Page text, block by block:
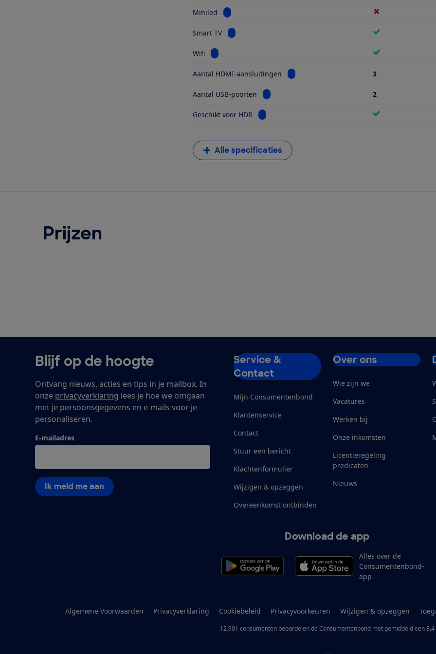
Miniled Bekijk informatie voor Miniled
Smart TV Bekijk informatie voor Smart TV
Wifi Bekijk informatie voor Wifi
Aantal HDMI-aansluitingen Bekijk informatie voor Aantal HDMI-
3
Aantal USB-poorten Bekijk informatie voor Aantal USB-poorten
2
Geschikt voor HDR Bekijk informatie voor Geschikt voor HDR
Alle specificaties
Prijzen
Blijf op de hoogte
Ontvang nieuws, acties en tips in je mailbox. In
onze privacyverklaring lees je hoe we omgaan
met je persoonsgegevens en e-mails voor je
personaliseren.
E-mailadres
Ik meld me aan
Service &
Contact
Mijn Consumentenbond
Klantenservice
Contact
Stuur een bericht
Klachtenformulier
Wijzigen & opzeggen
Overeenkomst ontbinden
Over ons
Wie zijn we
Vacatures
Werken bij
Onze inkomsten
Licentieregeling
predicaten
Nieuws
Download de app
Alles over de
Consumentenbond-
app
Algemene Voorwaarden Privacyverklaring Cookiebeleid Privacyvoorkeuren Wijzigen & opzeggen
12.901 consumenten beoordelen de Consumentenbondmet gemiddeld een 8,4